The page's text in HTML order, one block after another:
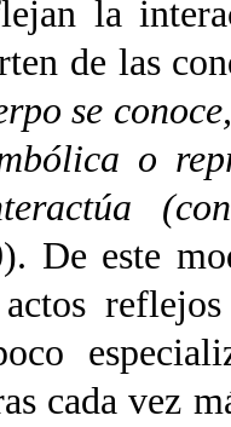
la
de las
se
o
De este
cada vez